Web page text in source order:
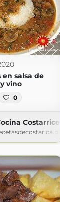
en salsa de
vino
0